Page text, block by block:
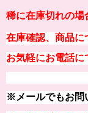
稀に在庫切れの場
在庫確認、商品に
お気軽にお電話に
※メールでもお問